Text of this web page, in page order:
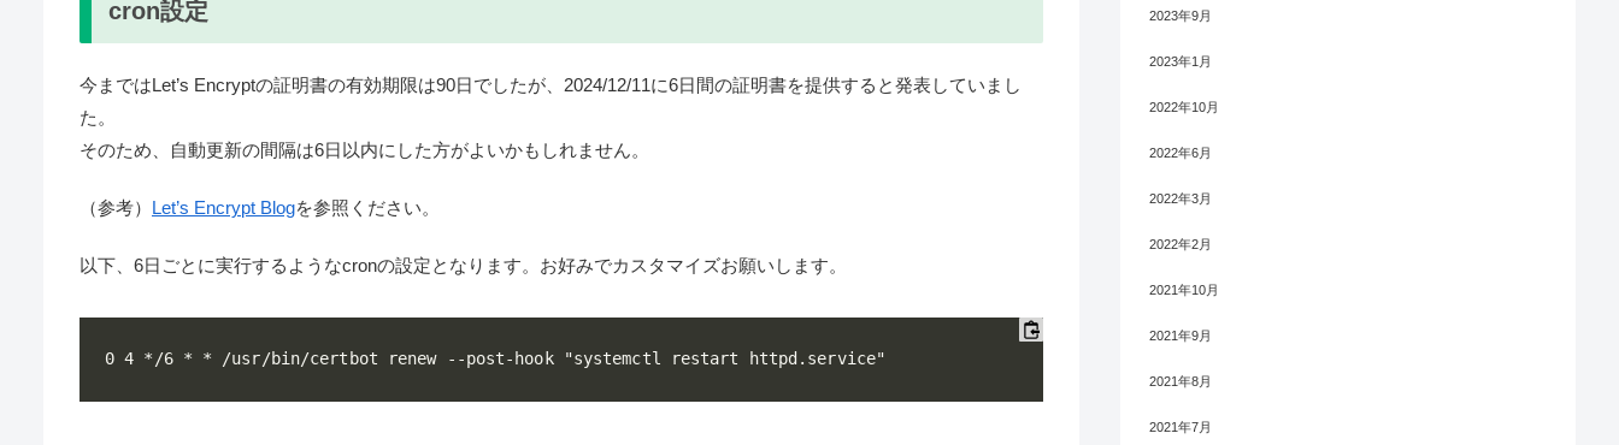
cron設定
今まではLet’s Encryptの証明書の有効期限は90日でしたが、2024/12/11に6日間の証明書を提供すると発表していまし
た。
そのため、自動更新の間隔は6日以内にした方がよいかもしれません。
（参考） Let’s Encrypt Blogを参照ください。
以下、6日ごとに実行するようなcronの設定となります。お好みでカスタマイズお願いします。
0 4 */6 * * /usr/bin/certbot renew --post-hook "systemctl restart httpd.service"
2023年9月
2023年1月
2022年10月
2022年6月
2022年3月
2022年2月
2021年10月
2021年9月
2021年8月
2021年7月